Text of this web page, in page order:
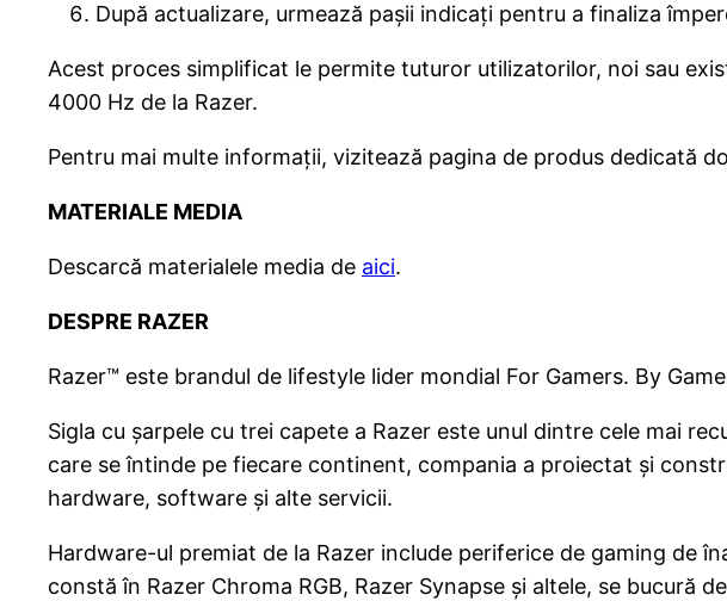
După actualizare, urmează pașii indicați pentru a finaliza
Acest proces simplificat le permite tuturor utilizatorilor, noi sau
4000 Hz de la Razer.
Pentru mai multe informații, vizitează pagina de produs dedicată
MATERIALE MEDIA
Descarcă materialele media de aici.
DESPRE RAZER
Razer™ este brandul de lifestyle lider mondial For Gamers. By
Sigla cu șarpele cu trei capete a Razer este unul dintre cele mai
care se întinde pe fiecare continent, compania a proiectat și
hardware, software și alte servicii.
Hardware-ul premiat de la Razer include periferice de gaming de
constă în Razer Chroma RGB, Razer Synapse și altele, se bucură